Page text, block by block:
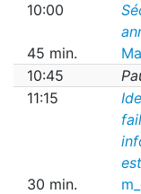
10:00
45 min.
10:45
11:15
30 min.